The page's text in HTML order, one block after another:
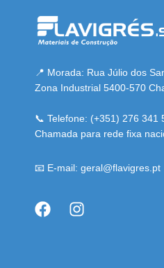
📍 Morada: Rua Júlio dos
Zona Industrial 5400-570
📞 Telefone: (+351) 276 341
Chamada para rede fixa
📧 E-mail: geral@flavigres.pt